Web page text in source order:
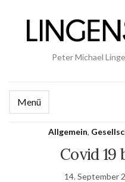
Peter Michael
Menü
Allgemein,
Covid
14. September